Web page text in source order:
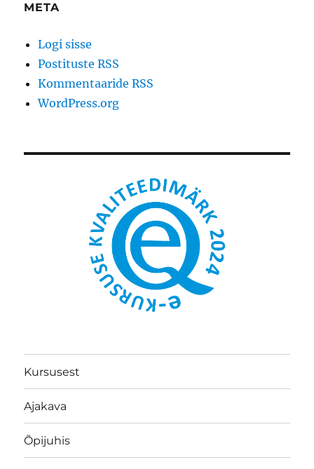
META
Logi sisse
Postituste RSS
Kommentaaride RSS
WordPress.org
Kursusest
Ajakava
Õpijuhis